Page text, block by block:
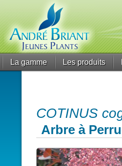
La gamme Les produits
COTINUS
Arbre à